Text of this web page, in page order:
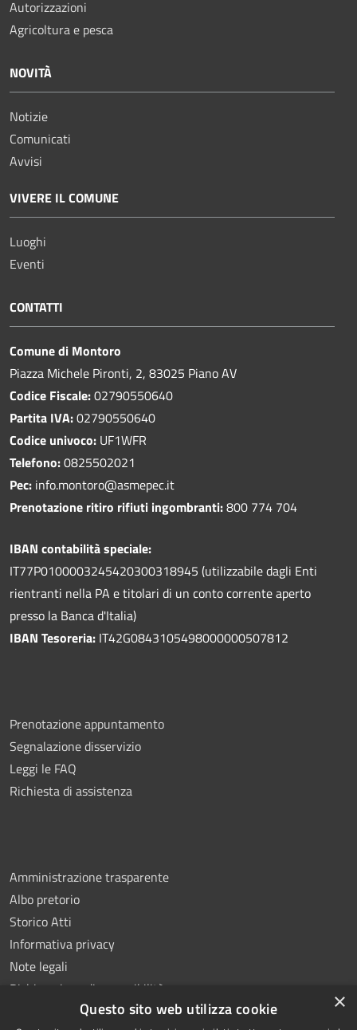
Autorizzazioni
Agricoltura e pesca
NOVITÀ
Notizie
Comunicati
Avvisi
VIVERE IL COMUNE
Luoghi
Eventi
CONTATTI
Comune di Montoro
Piazza Michele Pironti, 2, 83025 Piano AV
Codice Fiscale:02790550640
Partita IVA:02790550640
Codice univoco: UF1WFR
Telefono:0825502021
Pec: info.montoro@asmepec.it
Prenotazione ritiro rifiuti ingombranti:800 774 704
IBAN contabilità speciale:
IT77P0100003245420300318945 (utilizzabile dagli Enti
rientranti nella PA e titolari di un conto corrente aperto
presso la Banca d'Italia)
IBAN Tesoreria: IT42G0843105498000000507812
Prenotazione appuntamento
Segnalazione disservizio
Leggi le FAQ
Richiesta di assistenza
Amministrazione trasparente
Albo pretorio
Storico Atti
Informativa privacy
Note legali
Dichiarazione di accessibilità
×
Questo sito web utilizza cookie